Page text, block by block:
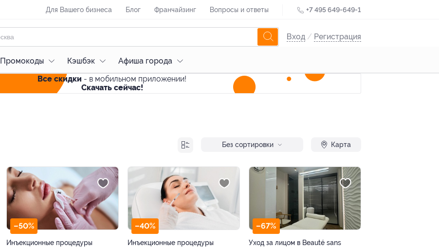
Для Вашего бизнеса Блог Франчайзинг Вопросы и ответы +7 495 649-649-1
Вход / Регистрация
Промокоды Кэшбэк
Афиша города
Все скидки - в мобильном приложении!
Скачать сейчас!
Без сортировки Карта
–50%
Инъекционные процедуры
–40%
Инъекционные процедуры
–67%
Уход за лицом в Beauté sans